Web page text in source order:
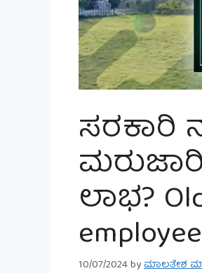
ಲಾಭ?
10/07/2024byಮಾಲತೇಶ